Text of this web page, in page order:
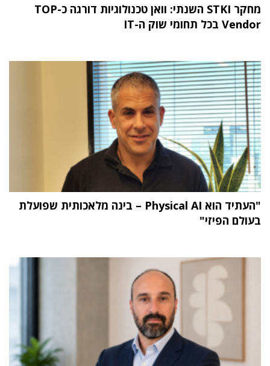
מחקר STKI השנתי: וואן טכנולוגיות דורגה כ-TOP
Vendor בכל תחומי שוק ה-IT
"העתיד הוא Physical AI – בינה מלאכותית שפועלת
בעולם הפיזי"